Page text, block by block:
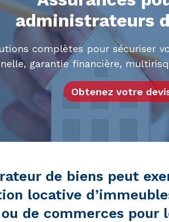
administrateurs
complètes pour sécuriser
garantie financière,
Obtenez votre
de biens peut
locative
de commerces pour